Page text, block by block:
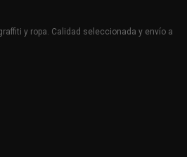
y ropa. Calidad seleccionada y envío a